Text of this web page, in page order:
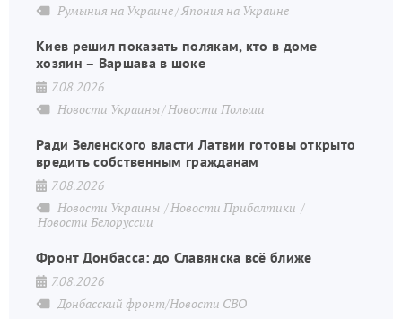
Румыния на Украине Япония на Украине
Киев решил показать полякам, кто в доме
хозяин – Варшава в шоке
7.08.2026
Новости Украины Новости Польши
Ради Зеленского власти Латвии готовы открыто
вредить собственным гражданам
7.08.2026
Новости Украины
Новости Прибалтики
Новости Белоруссии
Фронт Донбасса: до Славянска всё ближе
7.08.2026
Донбасский фронт/Новости СВО